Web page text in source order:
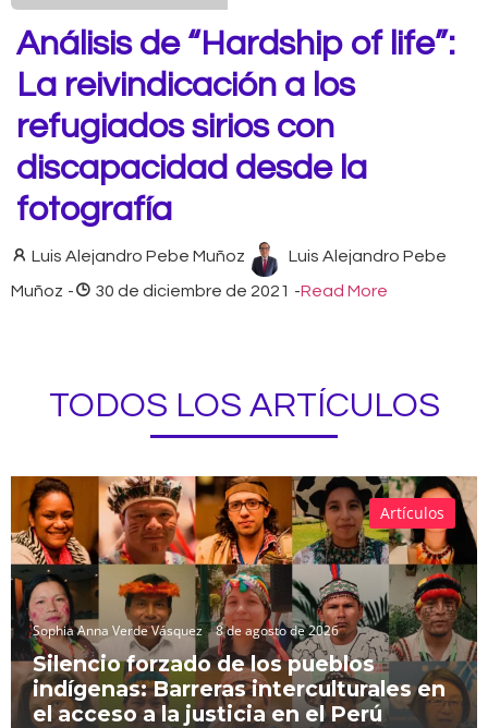
Análisis de “Hardship of life”:
La reivindicación a los
refugiados sirios con
discapacidad desde la
fotografía
Luis Alejandro Pebe Muñoz Luis Alejandro Pebe
Muñoz - 30 de diciembre de 2021 -Read More
TODOS LOS ARTÍCULOS
Sophia Anna Verde Vásquez 8 de agosto de 2026
Silencio forzado de los pueblos
indígenas: Barreras interculturales en
el acceso a la justicia en el Perú
Artículos